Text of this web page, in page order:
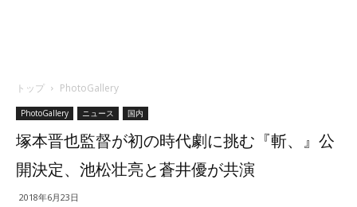
トップ PhotoGallery
PhotoGallery ニュース 国内
塚本晋也監督が初の時代劇に挑む『斬、』公
開決定、池松壮亮と蒼井優が共演
2018年6月23日